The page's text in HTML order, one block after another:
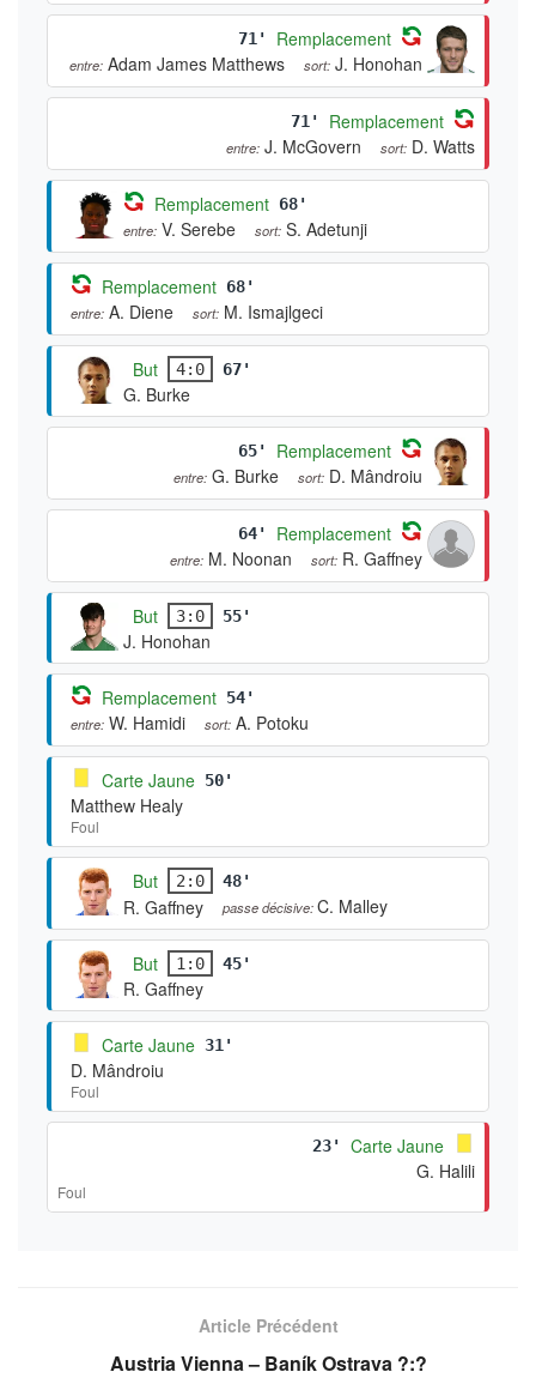
71' Remplacement
entre: Adam James Matthews sort: J. Honohan
71' Remplacement
entre: J. McGovern sort: D. Watts
Remplacement 68'
entre: V. Serebe sort: S. Adetunji
Remplacement 68'
entre: A. Diene sort: M. Ismajlgeci
But 4:0 67'
G. Burke
65' Remplacement
entre: G. Burke sort: D. Mândroiu
64' Remplacement
entre: M. Noonan sort: R. Gaffney
But 3:0 55'
J. Honohan
Remplacement 54'
entre: W. Hamidi sort: A. Potoku
Carte Jaune 50'
Matthew Healy
Foul
But 2:0 48'
R. Gaffney passe décisive:C. Malley
But 1:0 45'
R. Gaffney
Carte Jaune 31'
D. Mândroiu
Foul
23'
Carte Jaune
G. Halili
Foul
Article Précédent
Austria Vienna – Baník Ostrava ?:?